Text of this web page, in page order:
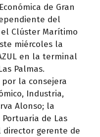
de Gran
del
Clúster Marítimo
miércoles la
en la terminal
Palmas.
la consejera
Industria,
Alonso; la
de Las
director gerente de